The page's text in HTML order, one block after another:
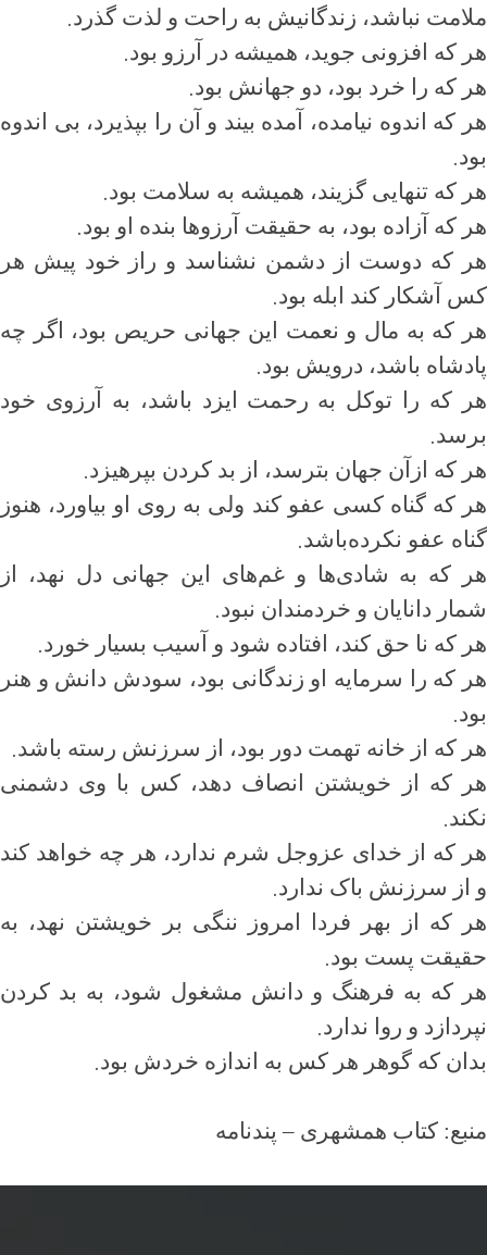
ملامت نباشد، زندگانیش به راحت و لذت گذرد.
هر که افزونی جوید، همیشه در آرزو بود.
هر که را خرد بود، دو جهانش بود.
هر که اندوه نیامده، آمده بیند و آن را بپذیرد، بی اندوه
بود.
هر که تنهایی گزیند، همیشه به سلامت بود.
هر که آزاده بود، به حقیقت آرزوها بنده او بود.
هر که دوست از دشمن نشناسد و راز خود پیش هر
کس آشکار کند ابله بود.
هر که به مال و نعمت این جهانی حریص بود، اگر چه
پادشاه باشد، درویش بود.
هر که را توکل به رحمت ایزد باشد، به آرزوی خود
برسد.
هر که ازآن جهان بترسد، از بد کردن بپرهیزد.
هر که گناه کسی عفو کند ولی به روی او بیاورد، هنوز
گناه عفو نکرده‌باشد.
هر که به شادی‌ها و غم‌های این جهانی دل نهد، از
شمار دانایان و خردمندان نبود.
هر که نا حق کند، افتاده شود و آسیب بسیار خورد.
هر که را سرمایه او زندگانی بود، سودش دانش و هنر
بود.
هر که از خانه تهمت دور بود، از سرزنش رسته باشد.
هر که از خویشتن انصاف دهد، کس با وی دشمنی
نکند.
هر که از خدای عزوجل شرم ندارد، هر چه خواهد کند
و از سرزنش باک ندارد.
هر که از بهر فردا امروز ننگی بر خویشتن نهد، به
حقیقت پست بود.
هر که به فرهنگ و دانش مشغول شود، به بد کردن
نپردازد و روا ندارد.
بدان که گوهر هر کس به اندازه خردش بود.
منبع: کتاب همشهری –پندنامه